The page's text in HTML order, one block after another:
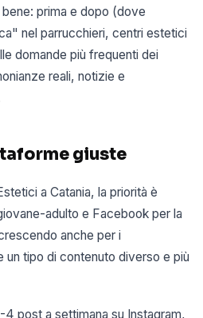
prima e dopo (dove
nel parrucchieri, centri estetici
domande più frequenti dei
reali, notizie e
giuste
a Catania, la priorità è
adulto e Facebook per la
anche per i
un tipo di contenuto diverso e più
post a settimana su Instagram,